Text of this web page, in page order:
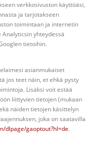
verkkosivuston käyttöäsi,
ja tarjotakseen
toimintaan ja internetin
yhteydessä
tietoihin.
asianmukaiset
jos teet näin, et ehkä pysty
Lisäksi voit estää
liittyvien tietojen (mukaan
näiden tietojen käsittelyn
joka on saatavilla
dlpage/gaoptout?hl=de.